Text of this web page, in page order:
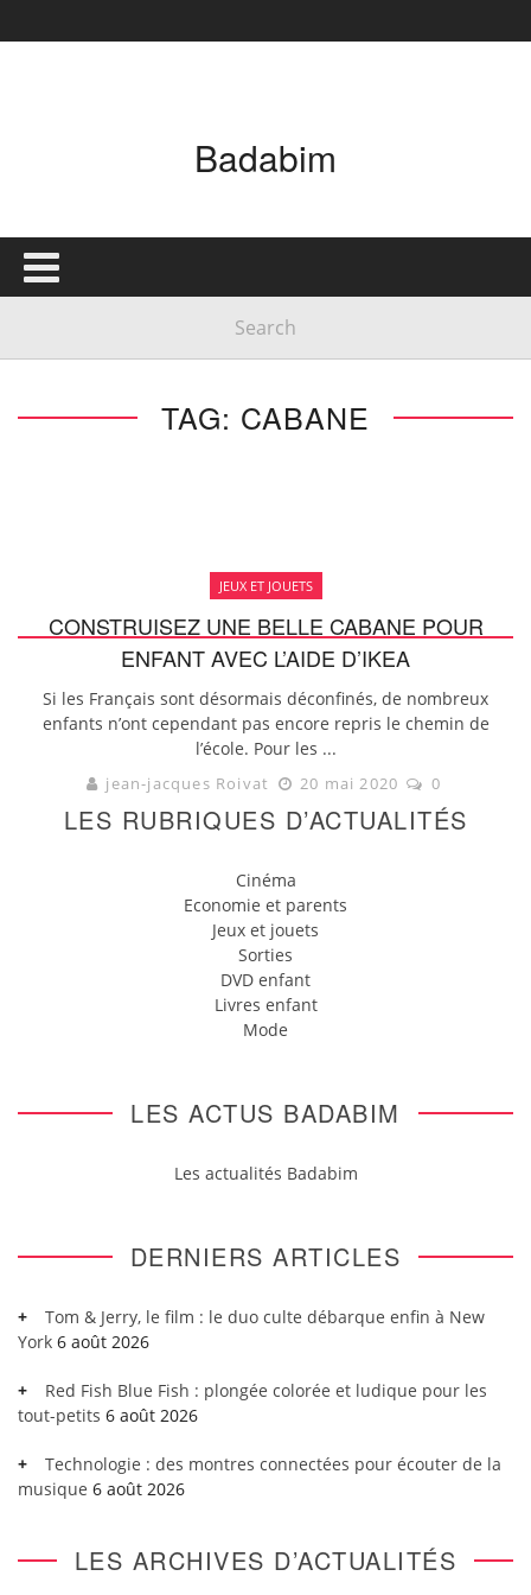
Badabim
TAG: CABANE
JEUX ET JOUETS
CONSTRUISEZ UNE BELLE CABANE POUR
ENFANT AVEC L’AIDE D’IKEA
Si les Français sont désormais déconfinés, de nombreux
enfants n’ont cependant pas encore repris le chemin de
l’école. Pour les ...
jean-jacques Roivat 20 mai 2020 0
LES RUBRIQUES D’ACTUALITÉS
Cinéma
Economie et parents
Jeux et jouets
Sorties
DVD enfant
Livres enfant
Mode
LES ACTUS BADABIM
Les actualités Badabim
DERNIERS ARTICLES
Tom & Jerry, le film : le duo culte débarque enfin à New
York 6 août 2026
Red Fish Blue Fish : plongée colorée et ludique pour les
tout-petits 6 août 2026
Technologie : des montres connectées pour écouter de la
musique 6 août 2026
LES ARCHIVES D’ACTUALITÉS